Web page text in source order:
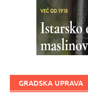
GRADSKA UPRAVA